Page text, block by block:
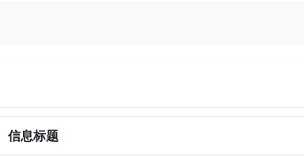
信息标题